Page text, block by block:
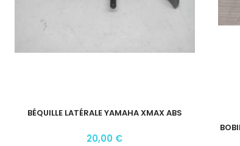
BÉQUILLE LATÉRALE YAMAHA XMAX ABS
20,00 €